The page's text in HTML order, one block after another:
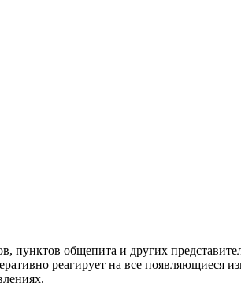
общепита и других
реагирует на все появляющиеся